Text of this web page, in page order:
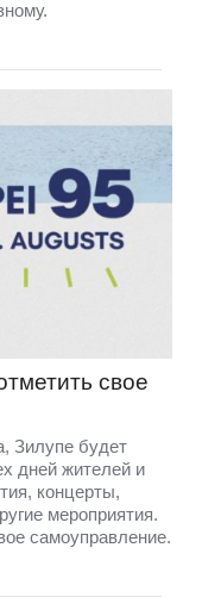
свое
Зилупе будет
дней жителей и
концерты,
мероприятия.
самоуправление.